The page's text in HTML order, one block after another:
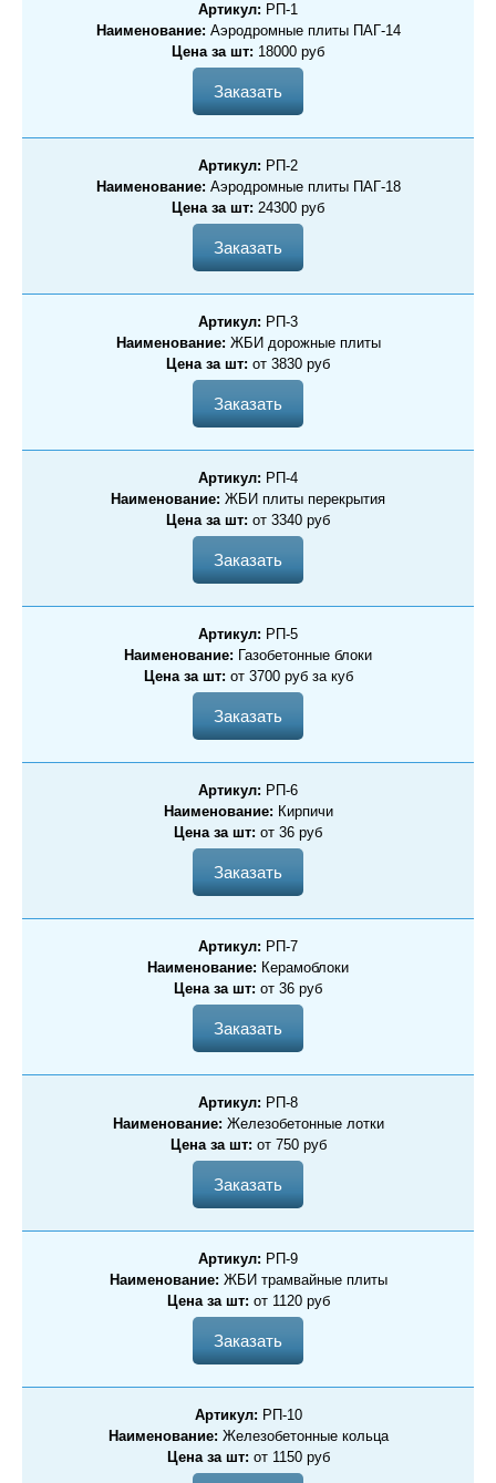
Артикул: РП-1
Наименование: Аэродромные плиты ПАГ-14
Цена за шт: 18000 руб
Заказать
Артикул: РП-2
Наименование: Аэродромные плиты ПАГ-18
Цена за шт: 24300 руб
Заказать
Артикул: РП-3
Наименование: ЖБИ дорожные плиты
Цена за шт: от 3830 руб
Заказать
Артикул: РП-4
Наименование: ЖБИ плиты перекрытия
Цена за шт: от 3340 руб
Заказать
Артикул: РП-5
Наименование: Газобетонные блоки
Цена за шт: от 3700 руб за куб
Заказать
Артикул: РП-6
Наименование: Кирпичи
Цена за шт: от 36 руб
Заказать
Артикул: РП-7
Наименование: Керамоблоки
Цена за шт: от 36 руб
Заказать
Артикул: РП-8
Наименование: Железобетонные лотки
Цена за шт: от 750 руб
Заказать
Артикул: РП-9
Наименование: ЖБИ трамвайные плиты
Цена за шт: от 1120 руб
Заказать
Артикул: РП-10
Наименование: Железобетонные кольца
Цена за шт: от 1150 руб